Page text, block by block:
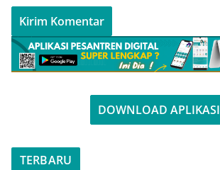
DOWNLOAD APLIKASI
TERBARU